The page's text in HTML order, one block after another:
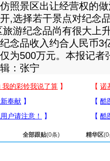
照景区出让经营权的
,选择若干景点对纪念
旅游纪念品尚有很大上
念品收入约合人民币3
为500万元。本报记者
：张宁
全部跟贴(0条) 精华区(0